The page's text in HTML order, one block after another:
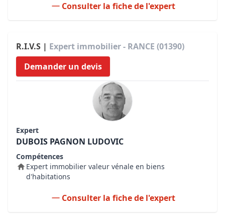
Consulter la fiche de l'expert
R.I.V.S | Expert immobilier - RANCE (01390)
Demander un devis
Expert
DUBOIS PAGNON LUDOVIC
Compétences
Expert immobilier valeur vénale en biens
d'habitations
Consulter la fiche de l'expert